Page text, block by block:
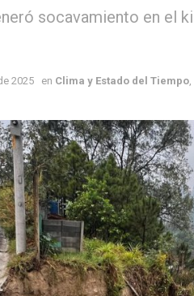
socavamiento en el
2025 en Clima y Estado del Tiempo,